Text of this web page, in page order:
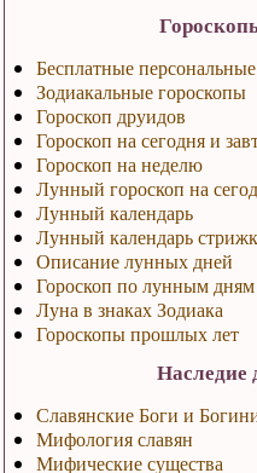
Бесплатные
Зодиакальные гороскопы
Гороскоп друидов
Гороскоп на сегодня и
Гороскоп на неделю
Лунный гороскоп на
Лунный календарь
Лунный календарь
Описание лунных дней
Гороскоп по лунным дням
Луна в знаках Зодиака
Гороскопы прошлых лет
Наследие
Славянские Боги и
Мифология славян
Мифические существа